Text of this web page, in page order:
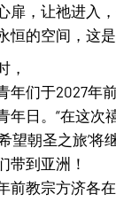
扉，让祂进入
恒的空间，这
，
年们于2027年
年日。“在这次
望朝圣之旅’将
带到亚洲！
前教宗方济各